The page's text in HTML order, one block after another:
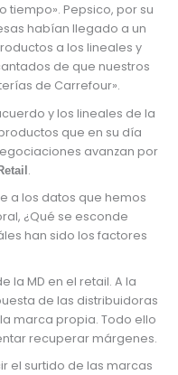
tiempo». Pepsico, por su
habían llegado a un
a los lineales y
de que nuestros
de Carrefour».
y los lineales de la
que en su día
avanzan por
.
a los datos que hemos
¿Qué se esconde
han sido los factores
la MD en el retail. A la
de las distribuidoras
marca propia. Todo ello
recuperar márgenes.
el surtido de las marcas